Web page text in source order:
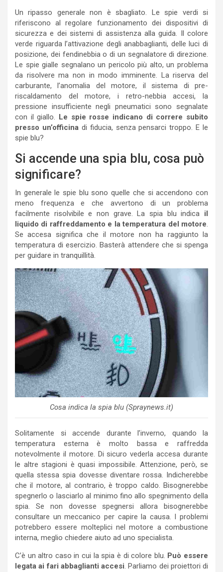
Un ripasso generale non è sbagliato. Le spie verdi si
riferiscono al regolare funzionamento dei dispositivi di
sicurezza e dei sistemi di assistenza alla guida. Il colore
verde riguarda l’attivazione degli anabbaglianti, delle luci di
posizione, dei fendinebbia o di un segnalatore di direzione.
Le spie gialle segnalano un pericolo più alto, un problema
da risolvere ma non in modo imminente. La riserva del
carburante, l’anomalia del motore, il sistema di pre-
riscaldamento del motore, i retro-nebbia accesi, la
pressione insufficiente negli pneumatici sono segnalate
con il giallo.
Le spie rosse indicano di correre subito
presso un’officinadi fiducia, senza pensarci troppo. E le
spie blu?
Si accende una spia blu, cosa può
significare?
In generale le spie blu sono quelle che si accendono con
meno frequenza e che avvertono di un problema
facilmente risolvibile e non grave. La spia blu indica il
liquido di raffreddamento e la temperatura del motore.
Se accesa significa che il motore non ha raggiunto la
temperatura di esercizio. Basterà attendere che si spenga
per guidare in tranquillità.
Cosa indica la spia blu (Spraynews.it)
Solitamente si accende durante l’inverno, quando la
temperatura esterna è molto bassa e raffredda
notevolmente il motore. Di sicuro vederla accesa durante
le altre stagioni è quasi impossibile. Attenzione, però, se
quella stessa spia dovesse diventare rossa. Indicherebbe
che il motore, al contrario, è troppo caldo. Bisognerebbe
spegnerlo o lasciarlo al minimo fino allo spegnimento della
spia. Se non dovesse spegnersi allora bisognerebbe
consultare un meccanico per capire la causa. I problemi
potrebbero essere molteplici nel motore a combustione
interna, meglio chiedere aiuto ad uno specialista.
C’è un altro caso in cui la spia è di colore blu. Può essere
legata ai fari abbaglianti accesi. Parliamo dei proiettori di